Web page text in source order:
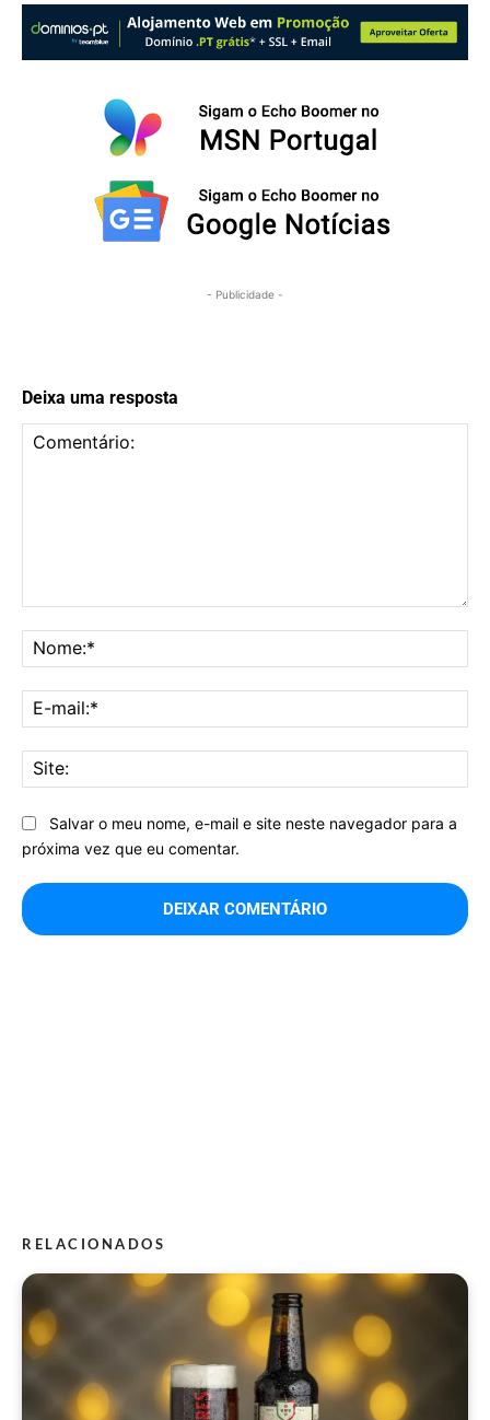
- Publicidade -
Deixa uma resposta
Salvar o meu nome, e-mail e site neste navegador para a
próxima vez que eu comentar.
RELACIONADOS